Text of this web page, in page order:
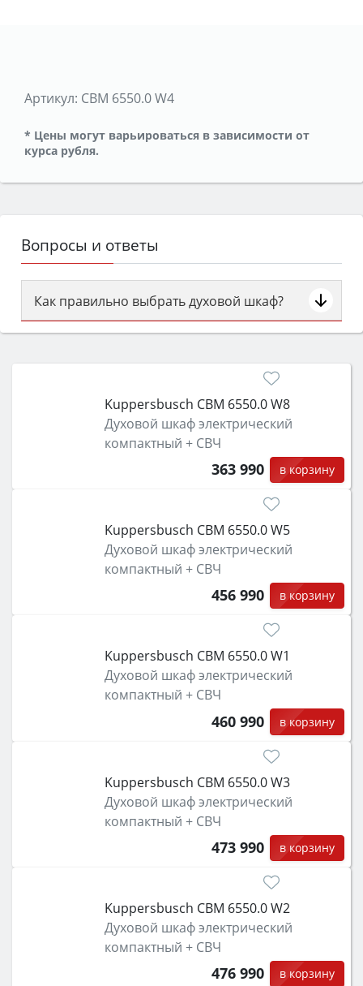
Артикул: CBM 6550.0 W4
* Цены могут варьироваться в зависимости от
курса рубля.
Вопросы и ответы
Как правильно выбрать духовой шкаф?
Сначала определитесь с типом (газовый или
затем смотрите на объём 50–70 л для семьи,
функции (конвекция, гриль, самоочистка,
защита от детей).
Kuppersbusch CBM 6550.0 W8
Духовой шкаф электрический
компактный + СВЧ
363 990 в корзину
Kuppersbusch CBM 6550.0 W5
Духовой шкаф электрический
компактный + СВЧ
456 990 в корзину
Kuppersbusch CBM 6550.0 W1
Духовой шкаф электрический
компактный + СВЧ
460 990 в корзину
Kuppersbusch CBM 6550.0 W3
Духовой шкаф электрический
компактный + СВЧ
473 990 в корзину
Kuppersbusch CBM 6550.0 W2
Духовой шкаф электрический
компактный + СВЧ
476 990 в корзину